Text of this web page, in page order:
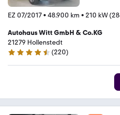
EZ 07/2017• 48.900 km • 210 kW
Autohaus Witt GmbH & Co.KG
21279 Hollenstedt
4.4 Sterne
(220)